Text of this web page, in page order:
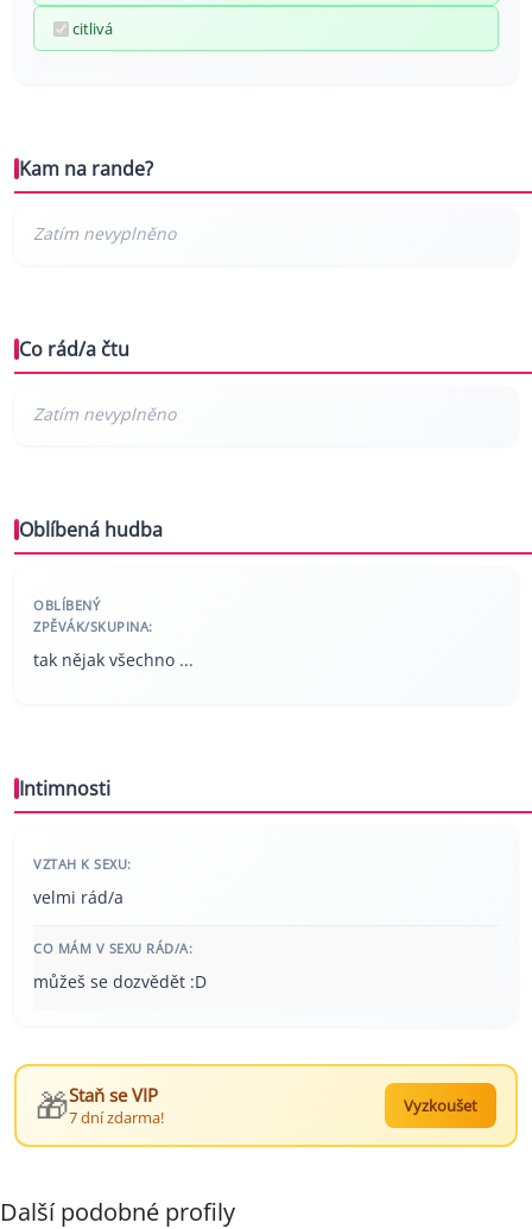
citlivá
Kam na rande?
Co rád/a čtu
Oblíbená hudba
OBLÍBENÝ
ZPĚVÁK/SKUPINA:
tak nějak všechno ...
Intimnosti
VZTAH K SEXU:
velmi rád/a
CO MÁM V SEXU RÁD/A:
můžeš se dozvědět :D
🎁Staň se VIP
7 dní zdarma!
Vyzkoušet
Další podobné profily